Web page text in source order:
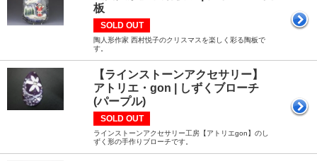
板
SOLD OUT
陶人形作家 西村悦子のクリスマスを楽しく彩る陶板で
す。
【ラインストーンアクセサリー】
アトリエ・gon | しずくブローチ
(パープル)
SOLD OUT
ラインストーンアクセサリー工房【アトリエgon】のし
ずく形の手作りブローチです。